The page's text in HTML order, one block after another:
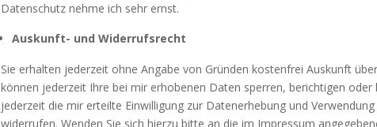
Datenschutz nehme ich sehr ernst.
Auskunft- und Widerrufsrecht
Sie erhalten jederzeit ohne Angabe von Gründen kostenfrei Auskunft
können jederzeit Ihre bei mir erhobenen Daten sperren, berichtigen oder
jederzeit die mir erteilte Einwilligung zur Datenerhebung und
widerrufen. Wenden Sie sich hierzu bitte an die im Impressum